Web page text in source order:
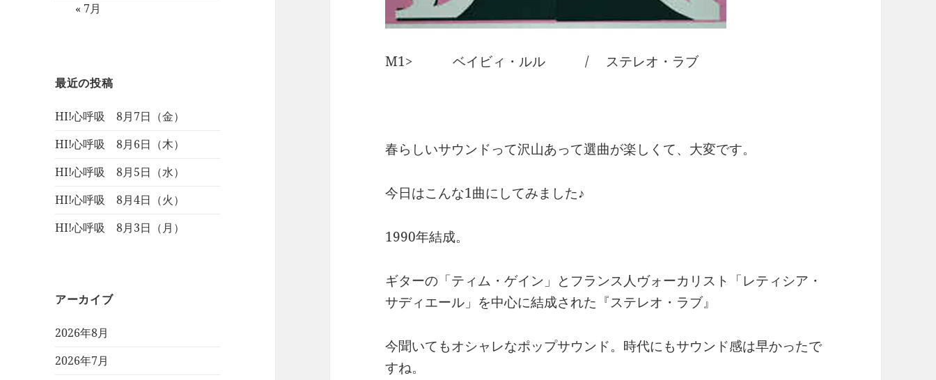
« 7月
最近の投稿
HI!心呼吸 8月7日（金）
HI!心呼吸 8月6日（木）
HI!心呼吸 8月5日（水）
HI!心呼吸 8月4日（火）
HI!心呼吸 8月3日（月）
アーカイブ
2026年8月
2026年7月
M1> ベイビィ・ルル / ステレオ・ラブ
春らしいサウンドって沢山あって選曲が楽しくて、大変です。
今日はこんな1曲にしてみました♪
1990年結成。
ギターの「ティム・ゲイン」とフランス人ヴォーカリスト「レティシア・
サディエール」を中心に結成された『ステレオ・ラブ』
今聞いてもオシャレなポップサウンド。時代にもサウンド感は早かったで
すね。